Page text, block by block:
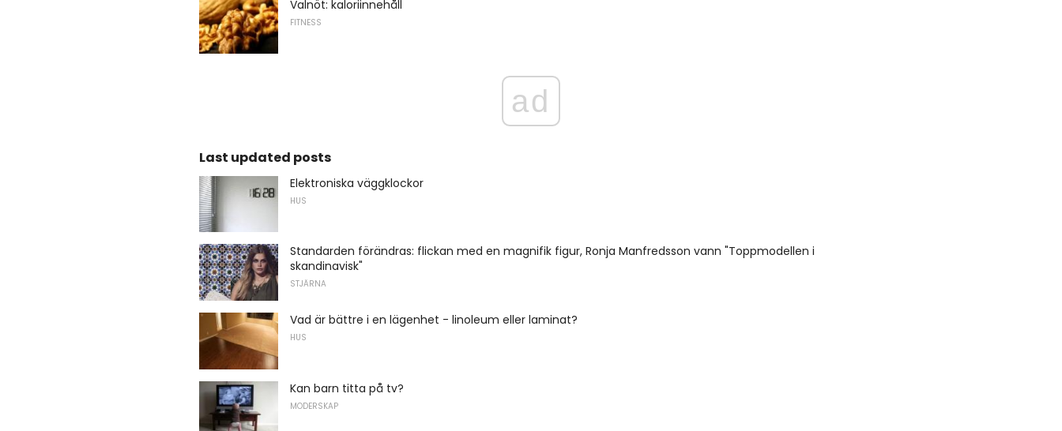
Valnöt: kaloriinnehåll
FITNESS
ad
Last updated posts
Elektroniska väggklockor
HUS
Standarden förändras: flickan med en magnifik figur, Ronja Manfredsson vann "Toppmodellen i
skandinavisk"
STJÄRNA
Vad är bättre i en lägenhet - linoleum eller laminat?
HUS
Kan barn titta på tv?
MODERSKAP